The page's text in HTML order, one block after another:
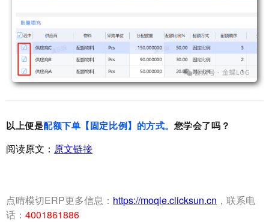
以上便是配额下单【固定比例】的方式。 您学会了吗？
阅读原文： 原文链接
点晴模切ERP更多信息： https://moqie.clicksun.cn ，联系电
话： 4001861886